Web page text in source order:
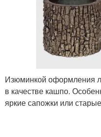
Изюминкой оформления
в качестве кашпо.
яркие сапожки или